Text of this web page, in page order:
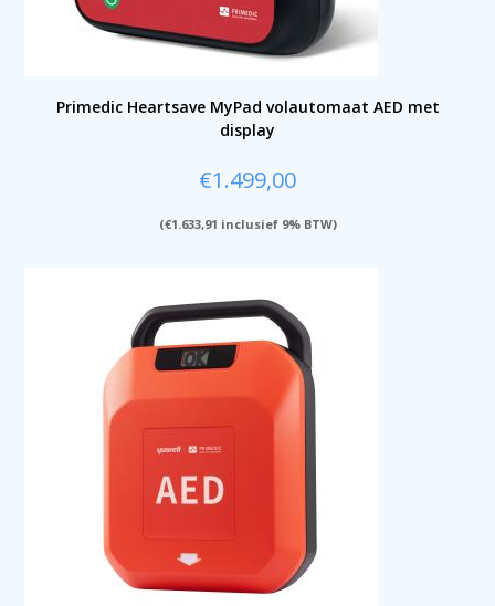
Primedic Heartsave MyPad volautomaat AED met
display
€1.499,00
(€1.633,91 inclusief 9% BTW)